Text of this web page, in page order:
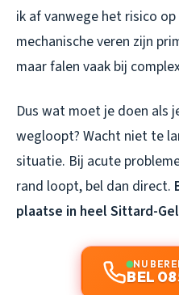
ik af vanwege het risico
mechanische veren zijn
maar falen vaak bij
Dus wat moet je doen als
wegloopt? Wacht niet te
situatie. Bij acute
rand loopt, bel dan direct.
plaatse in heel Sittard-
NU
BEL